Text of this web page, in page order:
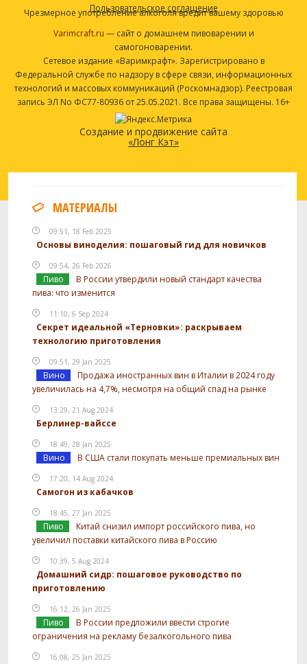
Пользовательское соглашение
Чрезмерное употребление алкоголя вредит вашему здоровью
Varimcraft.ru — сайт о домашнем пивоварении и
самогоноварении.
Сетевое издание «Варимкрафт». Зарегистрировано в
Федеральной службе по надзору в сфере связи, информационных
технологий и массовых коммуникаций (Роскомнадзор). Реестровая
запись ЭЛ No ФС77-80936 от 25.05.2021. Все права защищены. 16+
Создание и продвижение сайта
«Лонг Кэт»
МАТЕРИАЛЫ
09:51, 18 Feb 2025
Основы виноделия: пошаговый гид для новичков
09:54, 26 Feb 2026
Пиво
В России утвердили новый стандарт качества
пива: что изменится
11:10, 6 Sep 2024
Секрет идеальной «Терновки»: раскрываем
технологию приготовления
09:51, 29 Jan 2025
Вино
Продажа иностранных вин в Италии в 2024 году
увеличилась на 4,7%, несмотря на общий спад на рынке
13:29, 21 Aug 2024
Берлинер-вайссе
18:49, 28 Jan 2025
Вино В США стали покупать меньше премиальных вин
17:20, 14 Aug 2024
Самогон из кабачков
18:45, 27 Jan 2025
Пиво
Китай снизил импорт российского пива, но
увеличил поставки китайского пива в Россию
10:39, 5 Aug 2024
Домашний сидр: пошаговое руководство по
приготовлению
16:12, 26 Jan 2025
Пиво
В России предложили ввести строгие
ограничения на рекламу безалкогольного пива
16:08, 25 Jan 2025